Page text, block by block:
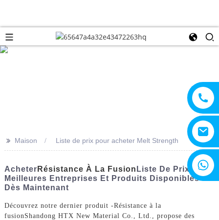
>> Maison Liste de prix pour acheter Melt Strength
Acheter Résistance À La Fusion Liste De Prix -
Meilleures Entreprises Et Produits Disponibles
Dès Maintenant
Découvrez notre dernier produit -Résistance à la
fusion Shandong HTX New Material Co., Ltd., propose des